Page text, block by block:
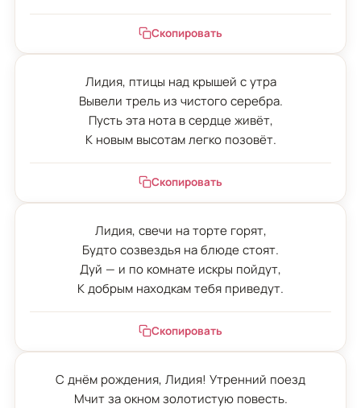
Скопировать
Лидия, птицы над крышей с утра
Вывели трель из чистого серебра.
Пусть эта нота в сердце живёт,
К новым высотам легко позовёт.
Скопировать
Лидия, свечи на торте горят,
Будто созвездья на блюде стоят.
Дуй — и по комнате искры пойдут,
К добрым находкам тебя приведут.
Скопировать
С днём рождения, Лидия! Утренний поезд
Мчит за окном золотистую повесть.